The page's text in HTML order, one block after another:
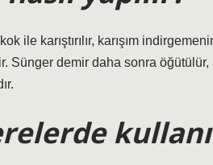
ile karıştırılır, karışım
Sünger demir daha sonra